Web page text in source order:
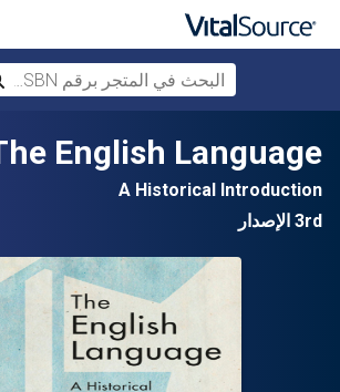
تخطيEnglish Language
A Historical Introduction
3rd الإصدار